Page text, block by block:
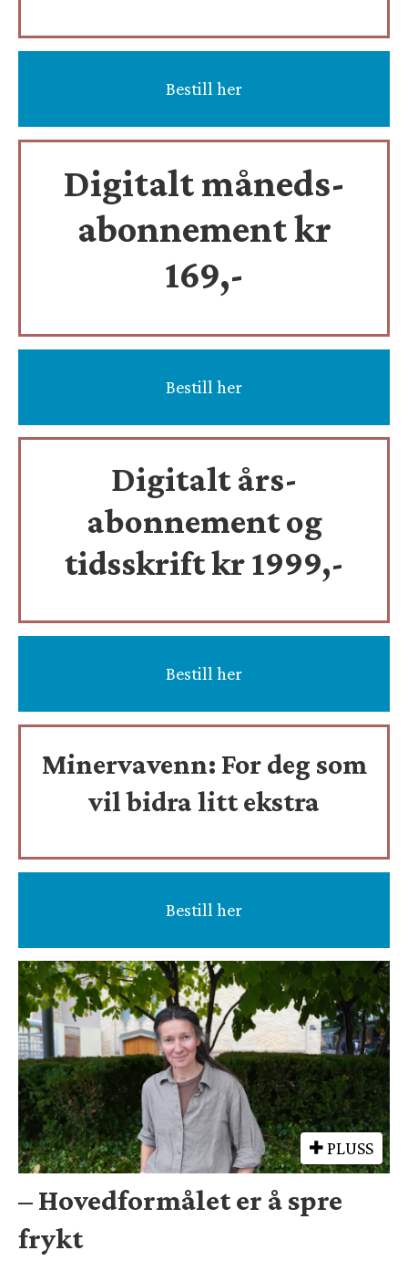
Bestill her
Digitalt måneds-
abonnement kr
169,-
Bestill her
Digitalt års-
abonnement og
tidsskriftkr 1999,-
Bestill her
Minervavenn: For deg som
vil bidra litt ekstra
Bestill her
PLUSS
– Hovedformålet er å spre
frykt